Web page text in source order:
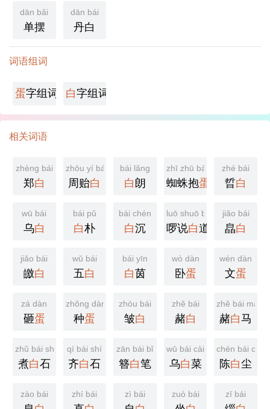
dān bǎi
单摆
dān bái
丹白
词语组词
蛋字组词 白字组词
相关词语
zhèng bái
郑白
zhōu yí bái
周贻白
bái lǎng
白 朗
zhī zhū bào dàn
蜘蛛抱蛋
zhé bái
晢白
wū bái
乌白
bái pǔ
白朴
bái chén
白沉
luō shuō bái dào
啰说白道
jiǎo bái
皛白
jiǎo bái
皦白
wǔ bái
五白
bái yīn
白茵
wò dàn
卧蛋
wén dàn
文蛋
zá dàn
砸蛋
zhǒng dàn
种蛋
zhòu bái
皱白
zhě bái
赭白
zhě bái mǎ
赭白马
zhǔ bái shí
煮白石
qí bái shí
齐白石
zān bái bǐ
簪白笔
wū bái cài
乌白菜
chén bái chén
陈白尘
zào bái zhí bái zì bái zuò bái zī bái